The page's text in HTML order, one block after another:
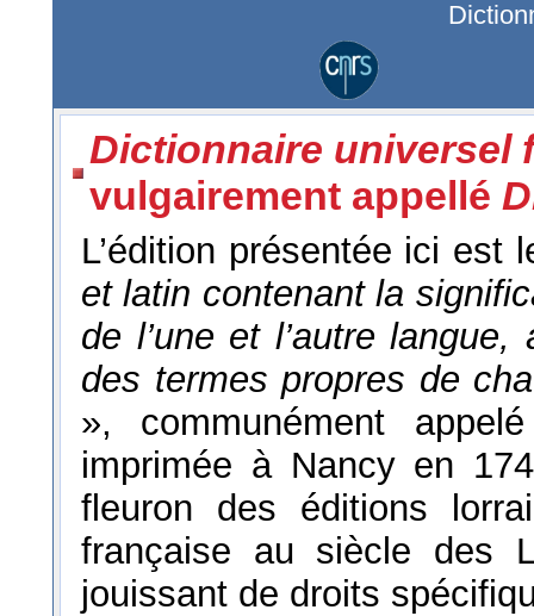
Dictionnaire universel
vulgairement appellé
L’édition présentée ici est
et latin contenant la
de l’une et l’autre
des termes propres de
», communément
imprimée à Nancy en
fleuron des éditions
française au siècle des
jouissant de droits